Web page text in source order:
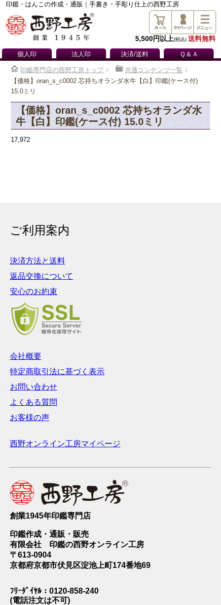
印鑑・はんこの作成・通販｜手書き・手彫り仕上の西野工房
5,500円以上(税込) 送料無料
個人印 法人印 決済/送料 Ｑ＆Ａ
印鑑専門店の西野工房トップ
共通コンテンツ一覧
【価格】oran_s_c0002 芯持ちオランダ水牛【白】印鑑(ケース付)
15.0ミリ
【価格】oran_s_c0002 芯持ちオランダ水
牛【白】印鑑(ケース付) 15.0ミリ
17,972
ご利用案内
決済方法と送料
返品交換について
安心のお約束
会社概要
特定商取引法に基づく表示
お問い合わせ
よくある質問
お客様の声
西野オンライン工房マイページ
創業1945年印鑑専門店
印鑑作成・通販・販売
有限会社 印鑑の西野オンライン工房
〒613-0904
京都府京都市伏見区淀池上町174番地69
ﾌﾘｰﾀﾞｲﾔﾙ：0120-858-240
(電話注文は不可)